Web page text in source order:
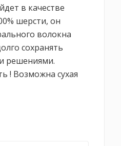
в качестве
шерсти, он
волокна
сохранять
решениями.
! Возможна сухая